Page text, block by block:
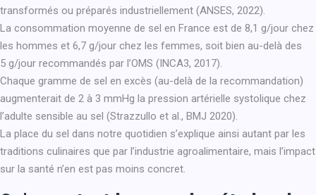
transformés ou préparés industriellement (ANSES, 2022).
La consommation moyenne de sel en France est de 8,1 g/jour chez
les hommes et 6,7 g/jour chez les femmes, soit bien au-delà des
5 g/jour recommandés par l’OMS (INCA3, 2017).
Chaque gramme de sel en excès (au-delà de la recommandation)
augmenterait de 2 à 3 mmHg la pression artérielle systolique chez
l’adulte sensible au sel (Strazzullo et al., BMJ 2020).
La place du sel dans notre quotidien s’explique ainsi autant par les
traditions culinaires que par l’industrie agroalimentaire, mais l’impact
sur la santé n’en est pas moins concret.